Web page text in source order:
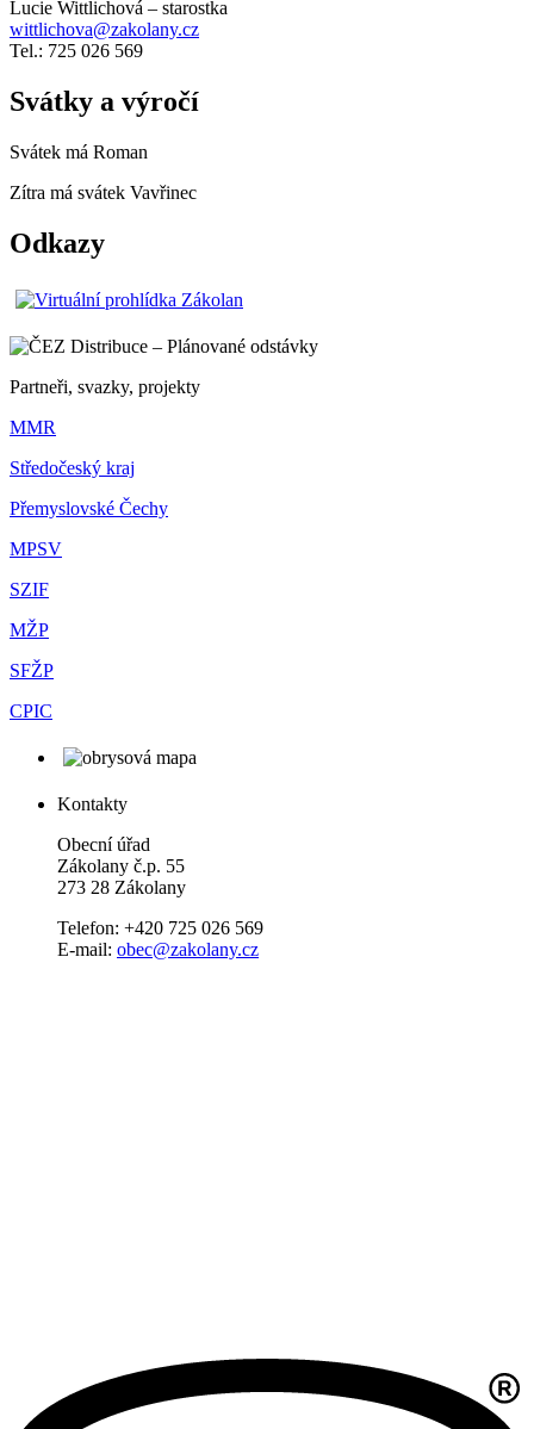
Lucie Wittlichová – starostka
wittlichova@zakolany.cz
Tel.: 725 026 569
Svátky a výročí
Svátek má Roman
Zítra má svátek Vavřinec
Odkazy
Partneři, svazky, projekty
MMR
Středočeský kraj
Přemyslovské Čechy
MPSV
SZIF
MŽP
SFŽP
CPIC
Kontakty
Obecní úřad
Zákolany č.p. 55
273 28 Zákolany
Telefon: +420 725 026 569
E-mail: obec@zakolany.cz